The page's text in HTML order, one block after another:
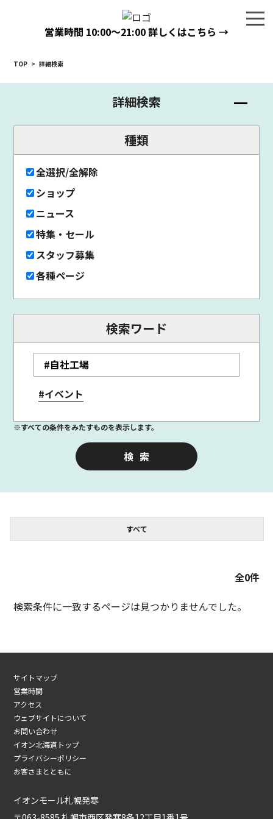
営業時間 10:00〜21:00詳しくはこちら →
TOP > 詳細検索
詳細検索
種類
全選択/全解除
ショップ
ニュース
特集・セール
スタッフ募集
各種ページ
検索ワード
#イベント
※すべての条件をみたすものを表示します。
すべて
全0件
検索条件に一致するページは見つかりませんでした。
サイトマップ
営業時間
アクセス
ウェブサイトについて
お問い合わせ
イオン北海道トップ
プライバシーポリシー
お客さまとともに
イオンモール札幌発寒